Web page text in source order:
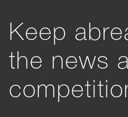
Keep
the news